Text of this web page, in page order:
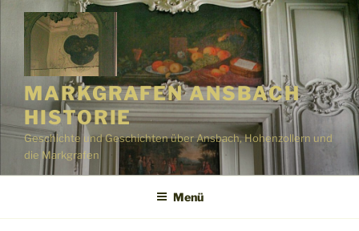
Zum
Inhalt
springen
MARKGRAFEN ANSBACH
HISTORIE
Geschichte und Geschichten über Ansbach, Hohenzollern und
die Markgrafen
Menü